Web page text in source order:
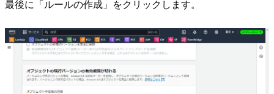
最後に「ルールの作成」をクリックします。